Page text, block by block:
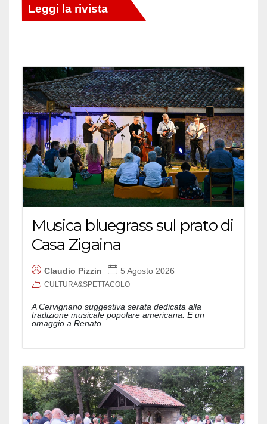
Musica bluegrass sul prato di
Casa Zigaina
Claudio Pizzin 5 Agosto 2026
CULTURA&SPETTACOLO
A Cervignano suggestiva serata dedicata alla
tradizione musicale popolare americana. E un
omaggio a Renato...